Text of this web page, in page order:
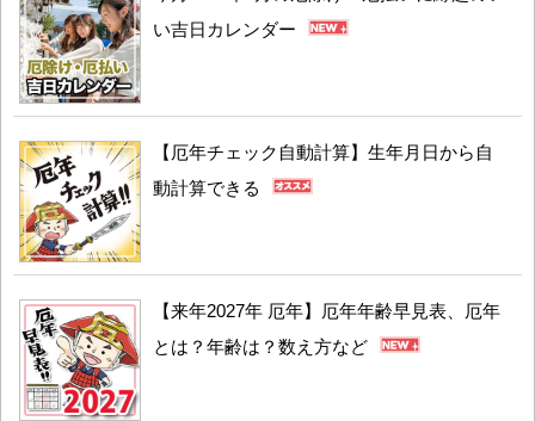
い吉日カレンダー
【厄年チェック自動計算】生年月日から自
動計算できる
【来年2027年 厄年】厄年年齢早見表、厄年
とは？年齢は？数え方など